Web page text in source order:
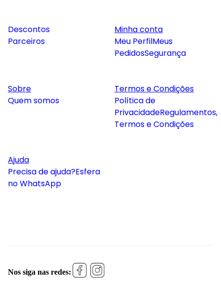
Descontos
Parceiros
Minha conta
Meu PerfilMeus
PedidosSegurança
Sobre
Quem somos
Termos e Condições
Política de
PrivacidadeRegulamentos,
Termos e Condições
Ajuda
Precisa de ajuda?Esfera
no WhatsApp
Nos siga nas redes: